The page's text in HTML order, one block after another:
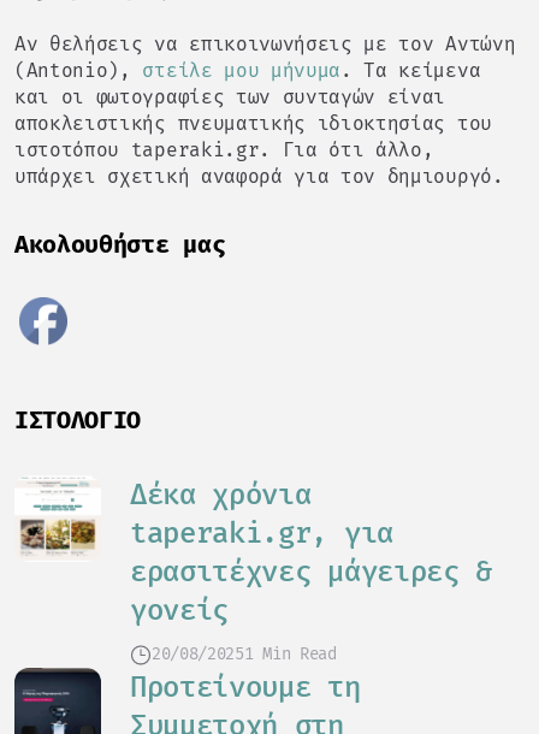
Αν θελήσεις να επικοινωνήσεις με τον Αντώνη
(Antonio), στείλε μου μήνυμα . Τα κείμενα
και οι φωτογραφίες των συνταγών είναι
αποκλειστικής πνευματικής ιδιοκτησίας του
ιστοτόπου taperaki.gr. Για ότι άλλο,
υπάρχει σχετική αναφορά για τον δημιουργό.
Ακολουθήστε μας
ΙΣΤΟΛΌΓΙΟ
Δέκα χρόνια
taperaki.gr, για
ερασιτέχνες μάγειρες &
γονείς
20/08/20251 Min Read
Προτείνουμε τη
Συμμετοχή στη